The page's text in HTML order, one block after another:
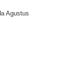
Agustus